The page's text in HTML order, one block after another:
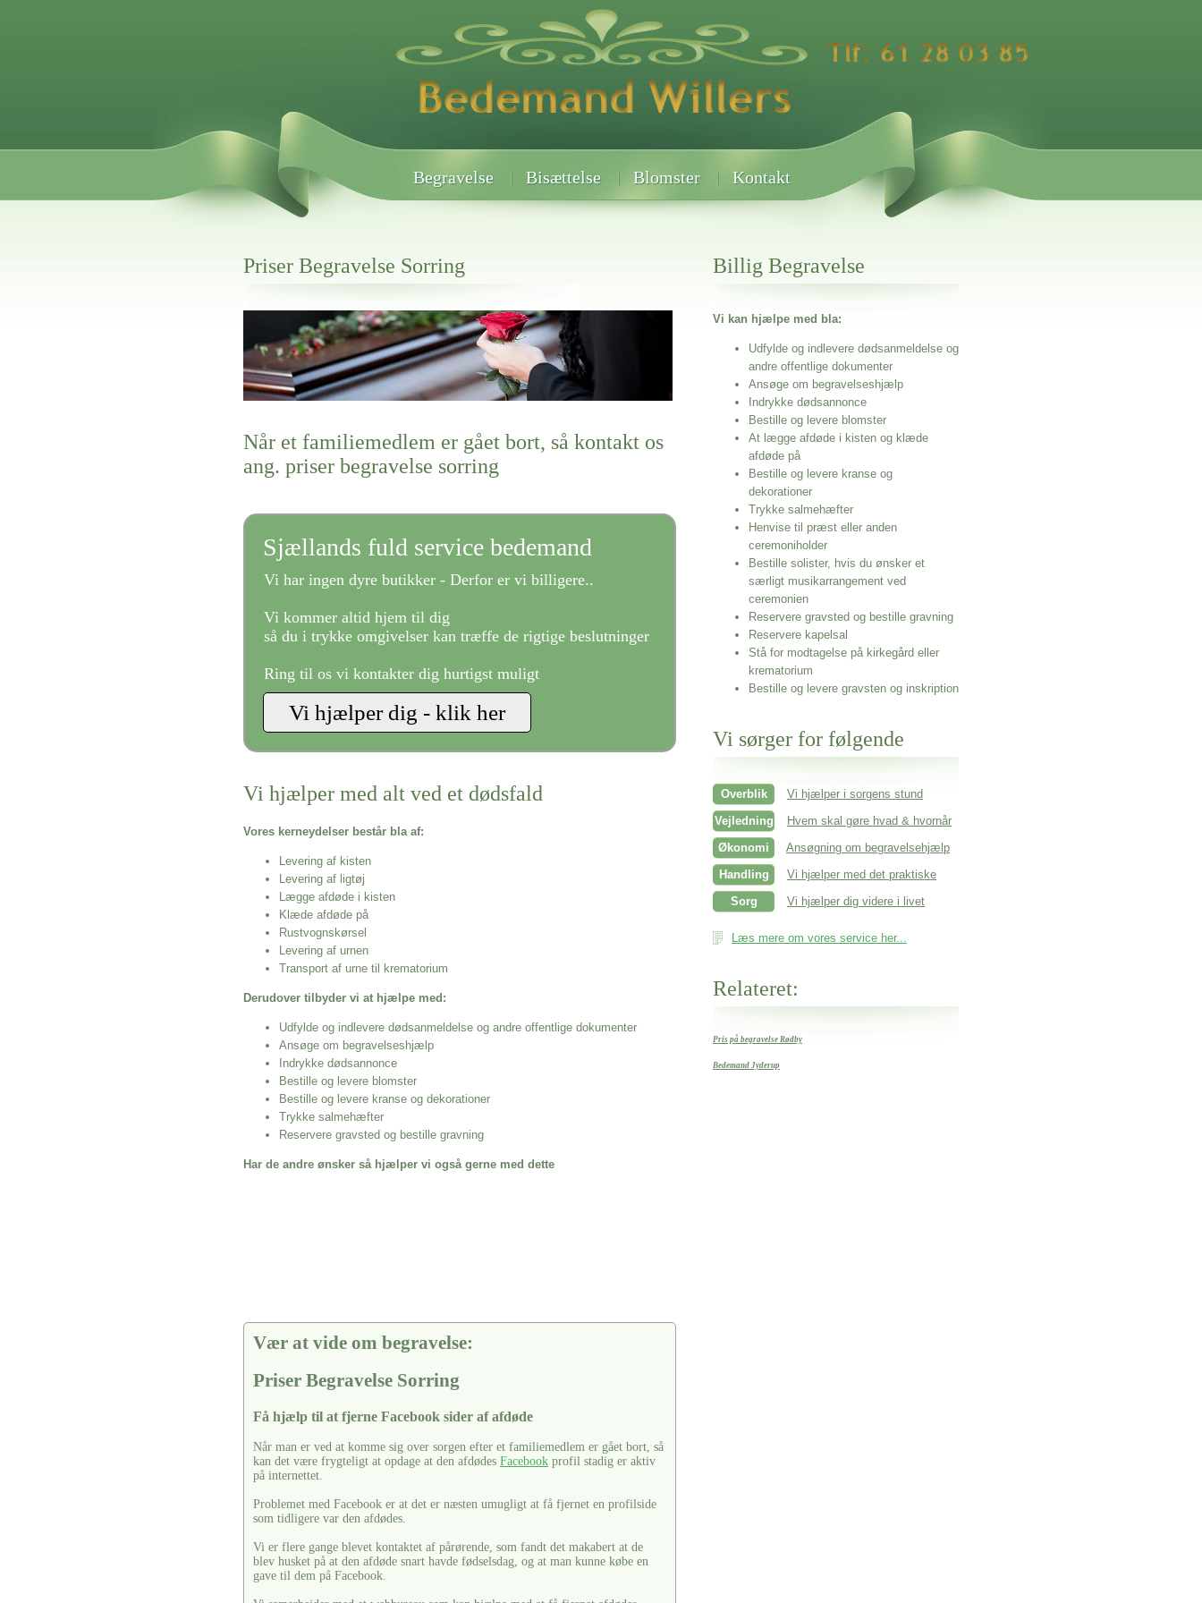
Begravelse Bisættelse Blomster Kontakt
Priser Begravelse Sorring
Her hos os får du altid en god afslutning når det gælder
Priser Begravelse Sorring
vi hjælper i alle faser af begravelsel
Når et familiemedlem er gået bort, så kontakt os
ang. priser begravelse sorring
Sjællands fuld service bedemand
Vi har ingen dyre butikker - Derfor er vi billigere..
Vi kommer altid hjem til dig
så du i trykke omgivelser kan træffe de rigtige beslutninger
Ring til os vi kontakter dig hurtigst muligt
Vi hjælper med alt ved et dødsfald
Vores kerneydelser består bla af:
Levering af kisten
Levering af ligtøj
Lægge afdøde i kisten
Klæde afdøde på
Rustvognskørsel
Levering af urnen
Transport af urne til krematorium
Derudover tilbyder vi at hjælpe med:
Udfylde og indlevere dødsanmeldelse og andre offentlige dokumenter
Ansøge om begravelseshjælp
Indrykke dødsannonce
Bestille og levere blomster
Bestille og levere kranse og dekorationer
Trykke salmehæfter
Reservere gravsted og bestille gravning
Har de andre ønsker så hjælper vi også gerne med dette
Vær at vide om begravelse:
Priser Begravelse Sorring
Få hjælp til at fjerne Facebook sider af afdøde
Når man er ved at komme sig over sorgen efter et familiemedlem er gået bort, så
kan det være frygteligt at opdage at den afdødes Facebook profil stadig er aktiv
på internettet.
Problemet med Facebook er at det er næsten umugligt at få fjernet en profilside
som tidligere var den afdødes.
Vi er flere gange blevet kontaktet af pårørende, som fandt det makabert at de
blev husket på at den afdøde snart havde fødselsdag, og at man kunne købe en
gave til dem på Facebook.
Billig Begravelse
Vi kan hjælpe med bla:
Udfylde og indlevere dødsanmeldelse og
andre offentlige dokumenter
Ansøge om begravelseshjælp
Indrykke dødsannonce
Bestille og levere blomster
At lægge afdøde i kisten og klæde
afdøde på
Bestille og levere kranse og
dekorationer
Trykke salmehæfter
Henvise til præst eller anden
ceremoniholder
Bestille solister, hvis du ønsker et
særligt musikarrangement ved
ceremonien
Reservere gravsted og bestille gravning
Reservere kapelsal
Stå for modtagelse på kirkegård eller
krematorium
Bestille og levere gravsten og inskription
Vi sørger for følgende
Overblik
Vi hjælper i sorgens stund
Vejledning
Hvem skal gøre hvad & hvornår
Økonomi
Ansøgning om begravelsehjælp
Handling
Vi hjælper med det praktiske
Sorg
Vi hjælper dig videre i livet
Læs mere om vores service her...
Relateret:
Pris på begravelse Rødby
Bedemand Jyderup